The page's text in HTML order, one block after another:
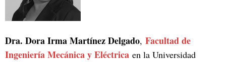
Dra. Dora Irma Martínez Delgado, Facultad de
Ingeniería Mecánica y Eléctrica en la Universidad